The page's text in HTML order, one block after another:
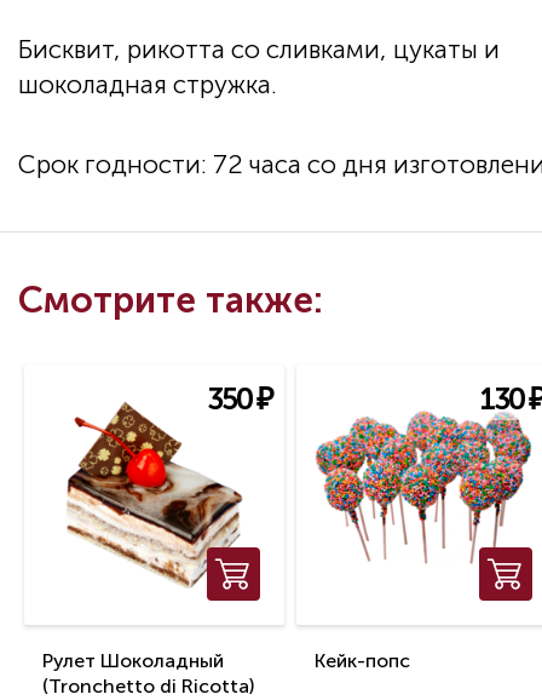
Бисквит, рикотта со сливками, цукаты и
шоколадная стружка.
Срок годности: 72 часа со дня
Смотрите также:
350₽
Рулет Шоколадный
(Tronchetto di Ricotta)
130
Кейк-попс